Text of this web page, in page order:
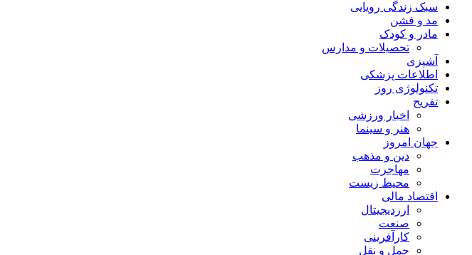
سبک زندگی رویایی
مد و فشن
مادر و کودک
تحصیلات و مدارس
آشپزی
اطلاعات پزشکی
تکنولوژی روز
تفریح
اخبار ورزشی
هنر و سینما
جهان امروز
دین و مذهب
مهاجرت
محیط زیست
اقتصاد مالی
ارزدیجیتال
صنعت
کارآفرینی
حمل و نقل